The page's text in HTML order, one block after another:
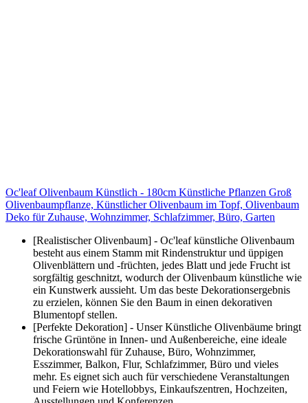
Oc'leaf Olivenbaum Künstlich - 180cm Künstliche Pflanzen Groß
Olivenbaumpflanze, Künstlicher Olivenbaum im Topf, Olivenbaum
Deko für Zuhause, Wohnzimmer, Schlafzimmer, Büro, Garten
[Realistischer Olivenbaum] - Oc'leaf künstliche Olivenbaum
besteht aus einem Stamm mit Rindenstruktur und üppigen
Olivenblättern und -früchten, jedes Blatt und jede Frucht ist
sorgfältig geschnitzt, wodurch der Olivenbaum künstliche wie
ein Kunstwerk aussieht. Um das beste Dekorationsergebnis
zu erzielen, können Sie den Baum in einen dekorativen
Blumentopf stellen.
[Perfekte Dekoration] - Unser Künstliche Olivenbäume bringt
frische Grüntöne in Innen- und Außenbereiche, eine ideale
Dekorationswahl für Zuhause, Büro, Wohnzimmer,
Esszimmer, Balkon, Flur, Schlafzimmer, Büro und vieles
mehr. Es eignet sich auch für verschiedene Veranstaltungen
und Feiern wie Hotellobbys, Einkaufszentren, Hochzeiten,